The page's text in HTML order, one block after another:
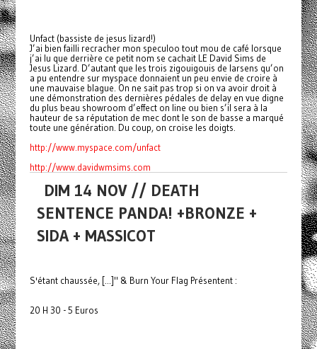
Unfact (bassiste de jesus lizard!)
J’ai bien failli recracher mon speculoo tout mou de café lorsque
j’ai lu que derrière ce petit nom se cachait LE David Sims de
Jesus Lizard. D’autant que les trois zigouigouis de larsens qu’on
a pu entendre sur myspace donnaient un peu envie de croire à
une mauvaise blague. On ne sait pas trop si on va avoir droit à
une démonstration des dernières pédales de delay en vue digne
du plus beau showroom d’effect on line ou bien s’il sera à la
hauteur de sa réputation de mec dont le son de basse a marqué
toute une génération. Du coup, on croise les doigts.
http://www.myspace.com/unfact
http://www.davidwmsims.com
DIM 14 NOV // DEATH
SENTENCE PANDA! +BRONZE +
SIDA + MASSICOT
S'étant chaussée, [...]" & Burn Your Flag Présentent :
20 H 30 - 5 Euros